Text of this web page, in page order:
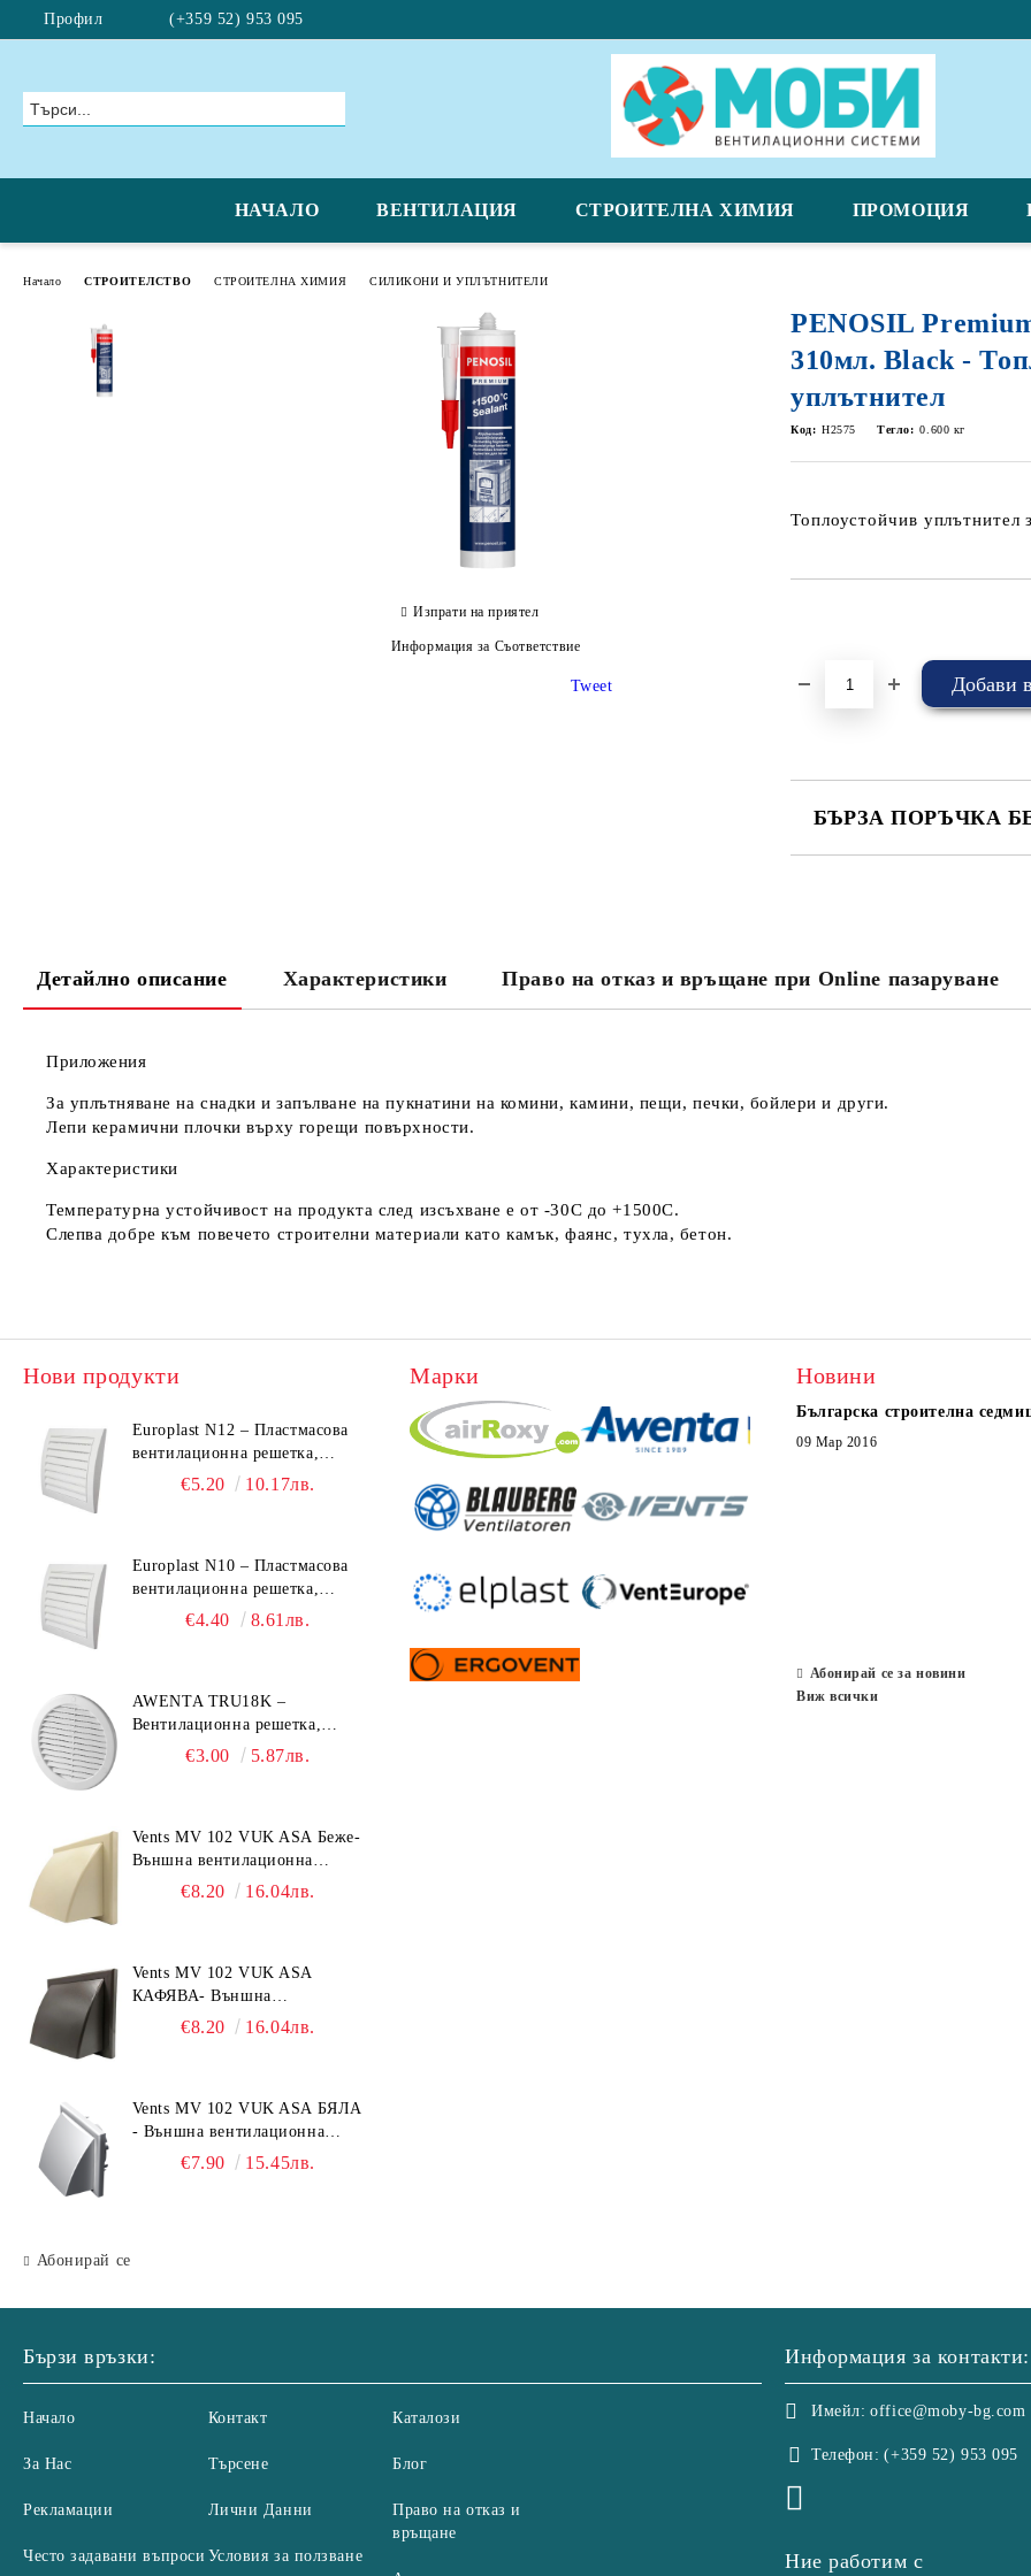
Профил (+359 52) 953 095
НАЧАЛО ВЕНТИЛАЦИЯ СТРОИТЕЛНА ХИМИЯ ПРОМОЦИЯ
Начало СТРОИТЕЛСТВО СТРОИТЕЛНА ХИМИЯ СИЛИКОНИ И УПЛЪТНИТЕЛИ
PENOSIL
310мл. Black -
уплътнител
Код: H2575 Тегло: 0.600 кг
Топлоустойчив уплътнител
БЪРЗА ПОРЪЧКА
Съгласен съм с
Изпрати на приятел
Информация за Съответствие
Tweet
Детайлно описание Характеристики Право на отказ и връщане при Online пазаруване
Приложения
За уплътняване на снадки и запълване на пукнатини на комини, камини, пещи, печки, бойлери и други.
Лепи керамични плочки върху горещи повърхности.
Характеристики
Температурна устойчивост на продукта след изсъхване е от -30C до +1500C.
Слепва добре към повечето строителни материали като камък, фаянс, тухла, бетон.
Нови продукти
Europlast N12 – Пластмасова
вентилационна решетка,
190x190 mm
€5.20 10.17лв.
Europlast N10 – Пластмасова
вентилационна решетка,
153x148 mm
€4.40 8.61лв.
AWENTA TRU18K –
Вентилационна решетка,
Ø150 mm, ABS пластмаса
€3.00 5.87лв.
Vents MV 102 VUK ASA Беже-
Външна вентилационна
решетка с гравитачна клапа Ø
€8.20 16.04лв.
Vents MV 102 VUK ASA
КАФЯВА- Външна
вентилационна решетка с
€8.20 16.04лв.
Vents MV 102 VUK ASA БЯЛА
- Външна вентилационна
решетка с гравитачна клапа Ø
€7.90 15.45лв.
Абонирай се
Марки Новини
Българска строителна
09 Мар 2016
Абонирай се за новини
Виж всички
Бързи връзки:
Начало
За Нас
Рекламации
Често задавани въпроси
Контакт
Търсене
Лични Данни
Условия за ползване
Каталози
Блог
Право на отказ и
връщане
Информация за контакти:
Имейл: office@moby-bg.com
Телефон: (+359 52) 953 095
Ние работим с